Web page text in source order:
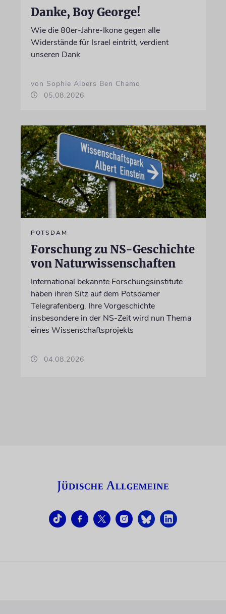
Danke, Boy George!
Wie die 80er-Jahre-Ikone gegen alle
Widerstände für Israel eintritt, verdient
unseren Dank
von Sophie Albers Ben Chamo
05.08.2026
POTSDAM
Forschung zu NS-Geschichte
von Naturwissenschaften
International bekannte Forschungsinstitute
haben ihren Sitz auf dem Potsdamer
Telegrafenberg. Ihre Vorgeschichte
insbesondere in der NS-Zeit wird nun Thema
eines Wissenschaftsprojekts
04.08.2026